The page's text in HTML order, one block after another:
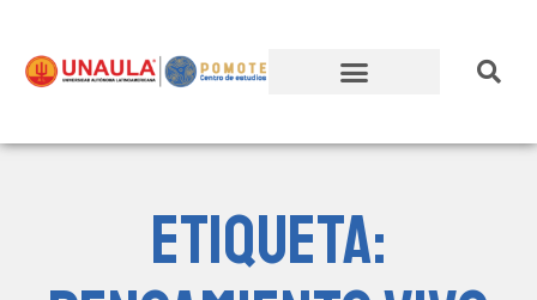
Etiqueta: